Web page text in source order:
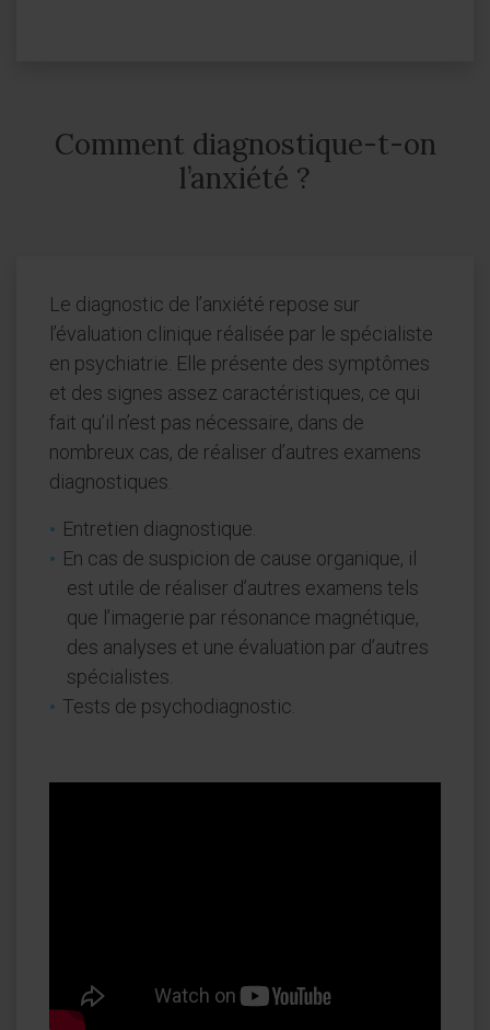
Comment diagnostique-t-on
l’anxiété ?
Le diagnostic de l’anxiété repose sur
l’évaluation clinique réalisée par le spécialiste
en psychiatrie. Elle présente des symptômes
et des signes assez caractéristiques, ce qui
fait qu’il n’est pas nécessaire, dans de
nombreux cas, de réaliser d’autres examens
diagnostiques.
Entretien diagnostique.
En cas de suspicion de cause organique, il
est utile de réaliser d’autres examens tels
que l’imagerie par résonance magnétique,
des analyses et une évaluation par d’autres
spécialistes.
Tests de psychodiagnostic.